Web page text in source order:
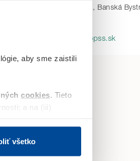
aby sme zaistili
cookies. Tieto
a na (iii)
Svoje voľby
všetko
Na Troskách 22, Banská
viera.durikova@fopss.sk